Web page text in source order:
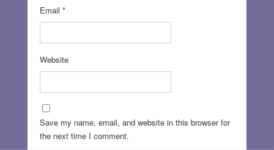
Email *
Website
Save my name, email, and website in this browser for
the next time I comment.